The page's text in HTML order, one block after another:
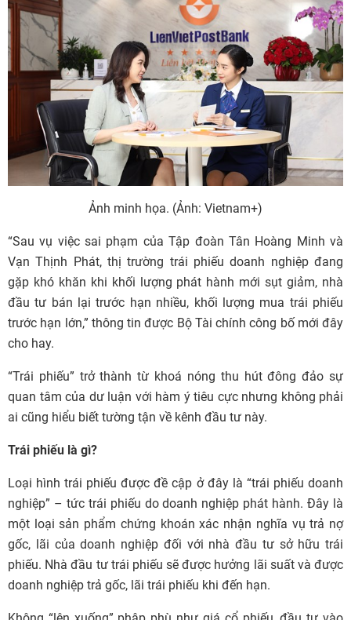
Ảnh minh họa. (Ảnh: Vietnam+)
“Sau vụ việc sai phạm của Tập đoàn Tân Hoàng Minh và
Vạn Thịnh Phát, thị trường trái phiếu doanh nghiệp đang
gặp khó khăn khi khối lượng phát hành mới sụt giảm, nhà
đầu tư bán lại trước hạn nhiều, khối lượng mua trái phiếu
trước hạn lớn,” thông tin được Bộ Tài chính công bố mới đây
cho hay.
“Trái phiếu” trở thành từ khoá nóng thu hút đông đảo sự
quan tâm của dư luận với hàm ý tiêu cực nhưng không phải
ai cũng hiểu biết tường tận về kênh đầu tư này.
Trái phiếu là gì?
Loại hình trái phiếu được đề cập ở đây là “trái phiếu doanh
nghiệp” – tức trái phiếu do doanh nghiệp phát hành. Đây là
một loại sản phẩm chứng khoán xác nhận nghĩa vụ trả nợ
gốc, lãi của doanh nghiệp đối với nhà đầu tư sở hữu trái
phiếu. Nhà đầu tư trái phiếu sẽ được hưởng lãi suất và được
doanh nghiệp trả gốc, lãi trái phiếu khi đến hạn.